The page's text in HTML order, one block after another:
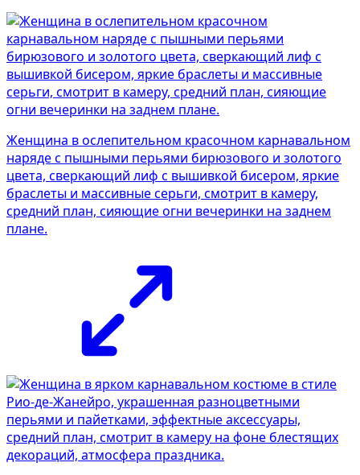
Женщина в ослепительном красочном карнавальном
наряде с пышными перьями бирюзового и золотого
цвета, сверкающий лиф с вышивкой бисером, яркие
браслеты и массивные серьги, смотрит в камеру,
средний план, сияющие огни вечеринки на заднем
плане.